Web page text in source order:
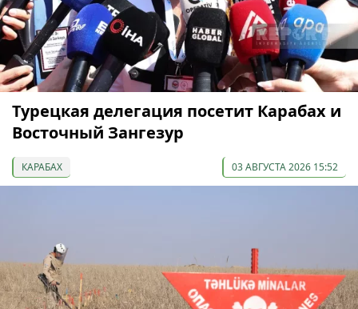
Турецкая делегация посетит Карабах и
Восточный Зангезур
КАРАБАХ 03 АВГУСТА 2026 15:52